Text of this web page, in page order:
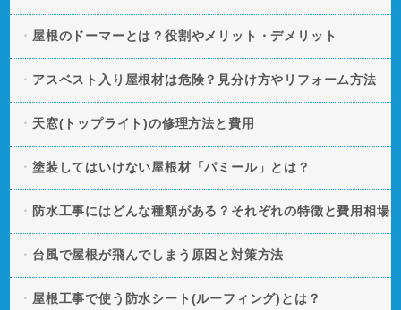
屋根のドーマーとは？役割やメリット・デメリット
アスベスト入り屋根材は危険？見分け方やリフォーム方法
天窓(トップライト)の修理方法と費用
塗装してはいけない屋根材「パミール」とは？
防水工事にはどんな種類がある？それぞれの特徴と費用相場
台風で屋根が飛んでしまう原因と対策方法
屋根工事で使う防水シート(ルーフィング)とは？